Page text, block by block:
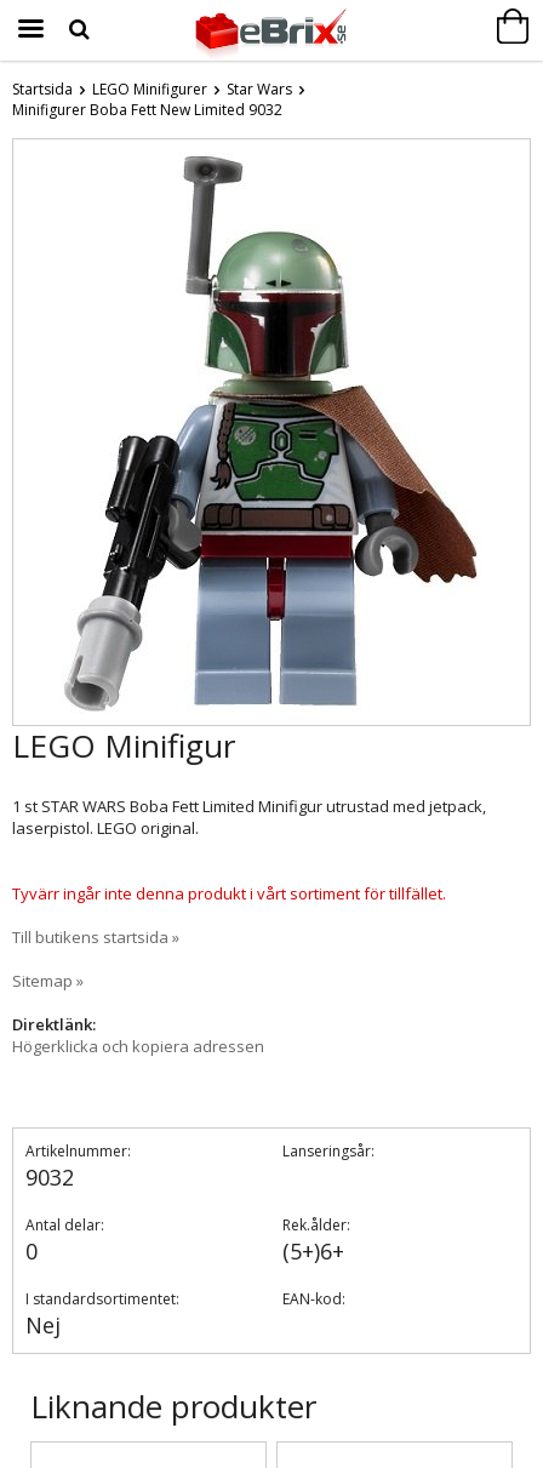
Produkten har blivit tillagd i varukorgen
Startsida LEGO Minifigurer
Star Wars
Minifigurer Boba Fett New Limited 9032
LEGO Minifigur
1 st STAR WARS Boba Fett Limited Minifigur utrustad med jetpack,
laserpistol. LEGO original.
Tyvärr ingår inte denna produkt i vårt sortiment för tillfället.
Till butikens startsida »
Sitemap »
Direktlänk:
Högerklicka och kopiera adressen
Artikelnummer:
9032
Lanseringsår:
Antal delar:
0
Rek.ålder:
(5+)6+
I standardsortimentet:
Nej
EAN-kod:
Liknande produkter